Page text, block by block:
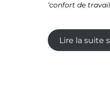
‘confort de
Lire la suite